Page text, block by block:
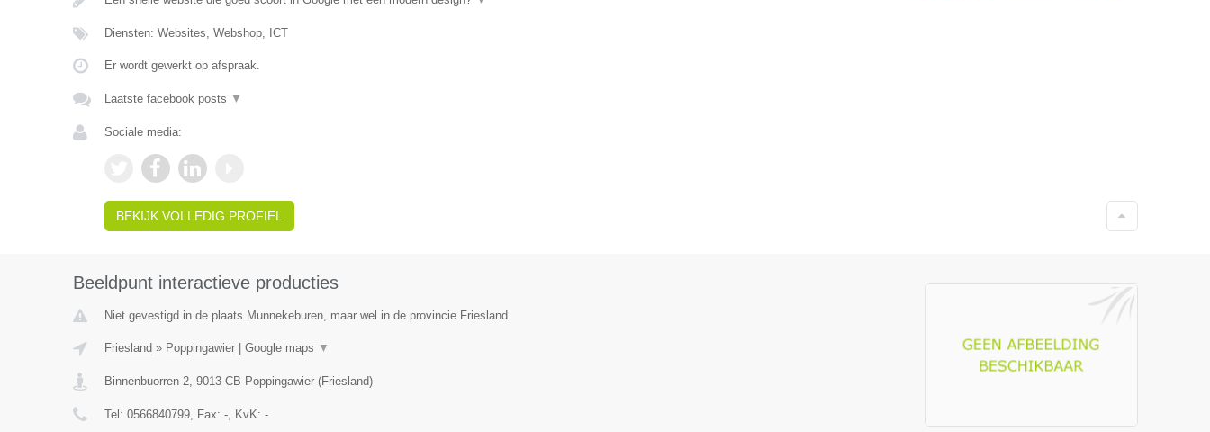
Diensten: Websites, Webshop, ICT
Er wordt gewerkt op afspraak.
Laatste facebook posts ▼
Sociale media:
BEKIJK VOLLEDIG PROFIEL
Beeldpunt interactieve producties
Niet gevestigd in de plaats Munnekeburen, maar wel in de provincie Friesland.
Friesland » Poppingawier| Google maps ▼
Binnenbuorren 2, 9013 CB Poppingawier(Friesland)
Tel: 0566840799, Fax: -, KvK: -